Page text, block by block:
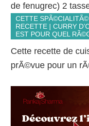
de fenugrec) 2
CETTE
RECETTE | CURRY
EST POUR QUEL
Cette recette de
prÃ©vue pour un